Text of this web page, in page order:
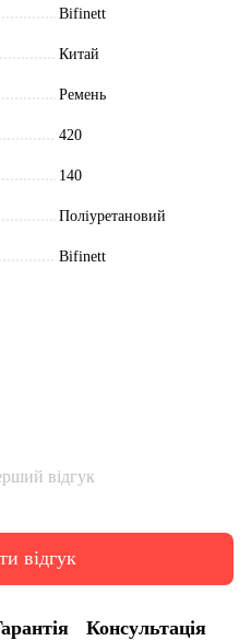
Bifinett
Китай
Ремень
420
140
Поліуретановий
Bifinett
відгук
відгук
Консультація